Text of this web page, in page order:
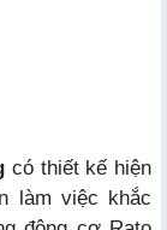
có thiết kế hiện
làm việc khắc